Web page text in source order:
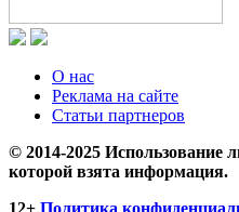
О нас
Реклама на сайте
Статьи партнеров
© 2014-2025 Использование
которой взята информация.
12+ Политика